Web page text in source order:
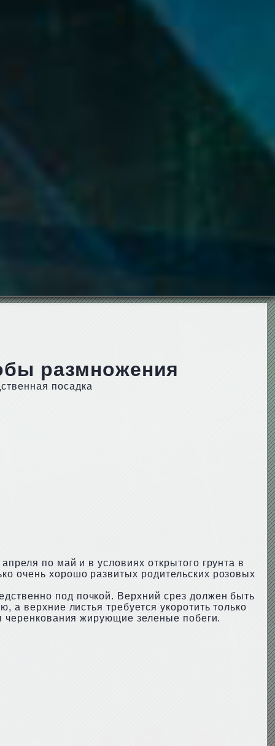
размножения
посадка
по май и в условиях открытого грунта в
очень хорошо развитых родительских розовых
под почкой. Верхний срез должен быть
верхние листья требуется укоротить только
черенкования жирующие зеленые побеги.